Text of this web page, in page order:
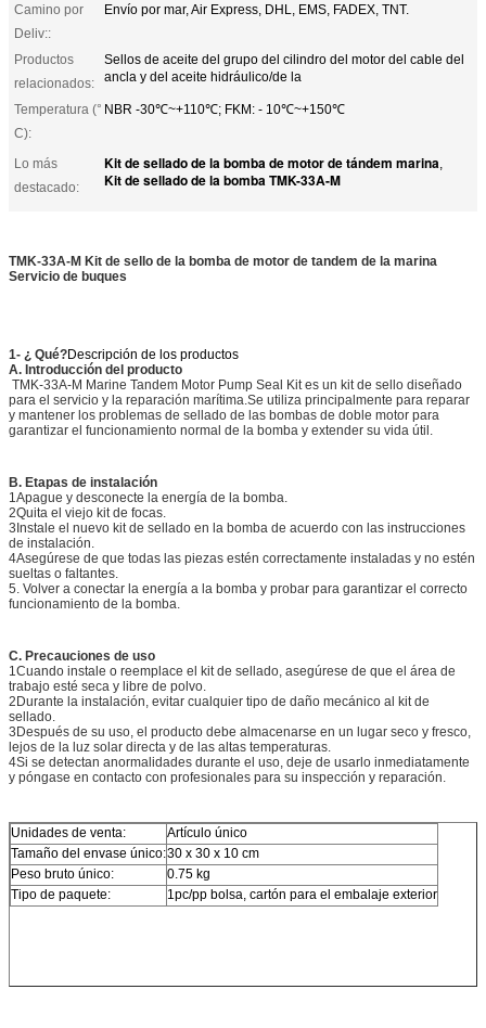
Camino por
Deliv::
Envío por mar, Air Express, DHL, EMS, FADEX, TNT.
Productos
relacionados:
Sellos de aceite del grupo del cilindro del motor del cable del
ancla y del aceite hidráulico/de la
Temperatura (°
C):
NBR -30℃~+110℃; FKM: - 10℃~+150℃
Lo más
destacado:
Kit de sellado de la bomba de motor de tándem marina,
Kit de sellado de la bomba TMK-33A-M
TMK-33A-M Kit de sello de la bomba de motor de tandem de la marina
Servicio de buques
1- ¿ Qué?Descripción de los productos
A. Introducción del producto
TMK-33A-M Marine Tandem Motor Pump Seal Kit es un kit de sello diseñado
para el servicio y la reparación marítima.Se utiliza principalmente para reparar
y mantener los problemas de sellado de las bombas de doble motor para
garantizar el funcionamiento normal de la bomba y extender su vida útil.
B. Etapas de instalación
1Apague y desconecte la energía de la bomba.
2Quita el viejo kit de focas.
3Instale el nuevo kit de sellado en la bomba de acuerdo con las instrucciones
de instalación.
4Asegúrese de que todas las piezas estén correctamente instaladas y no estén
sueltas o faltantes.
5. Volver a conectar la energía a la bomba y probar para garantizar el correcto
funcionamiento de la bomba.
C. Precauciones de uso
1Cuando instale o reemplace el kit de sellado, asegúrese de que el área de
trabajo esté seca y libre de polvo.
2Durante la instalación, evitar cualquier tipo de daño mecánico al kit de
sellado.
3Después de su uso, el producto debe almacenarse en un lugar seco y fresco,
lejos de la luz solar directa y de las altas temperaturas.
4Si se detectan anormalidades durante el uso, deje de usarlo inmediatamente
y póngase en contacto con profesionales para su inspección y reparación.
Unidades de venta:
Artículo único
Tamaño del envase único:30 x 30 x 10 cm
Peso bruto único:
0.75 kg
Tipo de paquete:
1pc/pp bolsa, cartón para el embalaje exterior